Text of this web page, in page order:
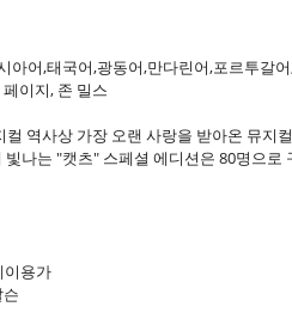
아어,태국어,광동어,만다린어,포르투갈
이지, 존 밀스
역사상 가장 오랜 사랑을 받아온 뮤
나는 "캣츠" 스페셜 에디션은 80명으
이용가